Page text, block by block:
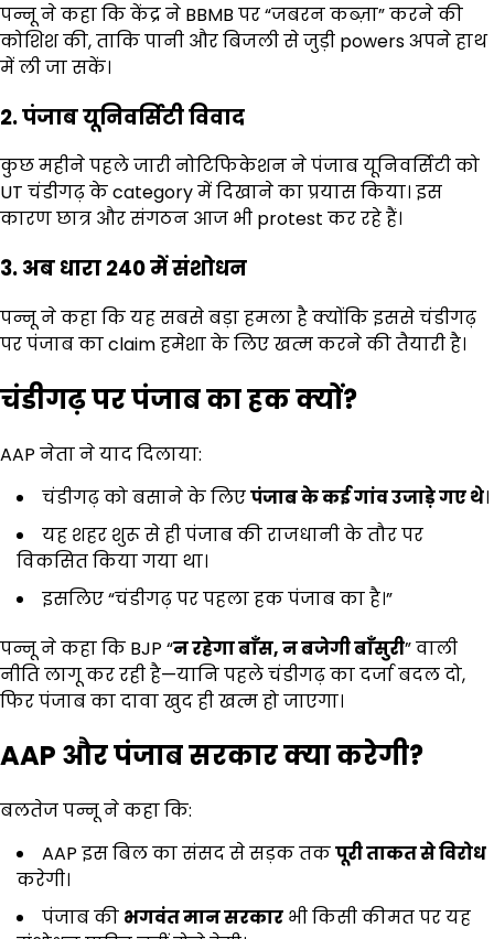
पन्नू ने कहा कि केंद्र ने BBMB पर “जबरन कब्ज़ा” करने की
कोशिश की, ताकि पानी और बिजली से जुड़ी powers अपने हाथ
में ली जा सकें।
2.पंजाब यूनिवर्सिटी विवाद
कुछ महीने पहले जारी नोटिफिकेशन ने पंजाब यूनिवर्सिटी को
UT चंडीगढ़ के category में दिखाने का प्रयास किया। इस
कारण छात्र और संगठन आज भी protest कर रहे हैं।
3.अब धारा240में संशोधन
पन्नू ने कहा कि यह सबसे बड़ा हमला है क्योंकि इससे चंडीगढ़
पर पंजाब का claim हमेशा के लिए खत्म करने की तैयारी है।
चंडीगढ़ पर पंजाब का हक क्यों?
AAP नेता ने याद दिलाया:
चंडीगढ़ को बसाने के लिएपंजाब के कई गांव उजाड़े गए थे।
यह शहर शुरू से ही पंजाब की राजधानी के तौर पर
विकसित किया गया था।
इसलिए “चंडीगढ़ पर पहला हक पंजाब का है।”
पन्नू ने कहा कि BJP “न रहेगा बाँस,न बजेगी बाँसुरी” वाली
नीति लागू कर रही है—यानि पहले चंडीगढ़ का दर्जा बदल दो,
फिर पंजाब का दावा खुद ही खत्म हो जाएगा।
AAP और पंजाब सरकार क्या करेगी?
बलतेज पन्नू ने कहा कि:
AAP इस बिल का संसद से सड़क तकपूरी ताकत से विरोध
करेगी।
पंजाब की भगवंत मान सरकार भी किसी कीमत पर यह